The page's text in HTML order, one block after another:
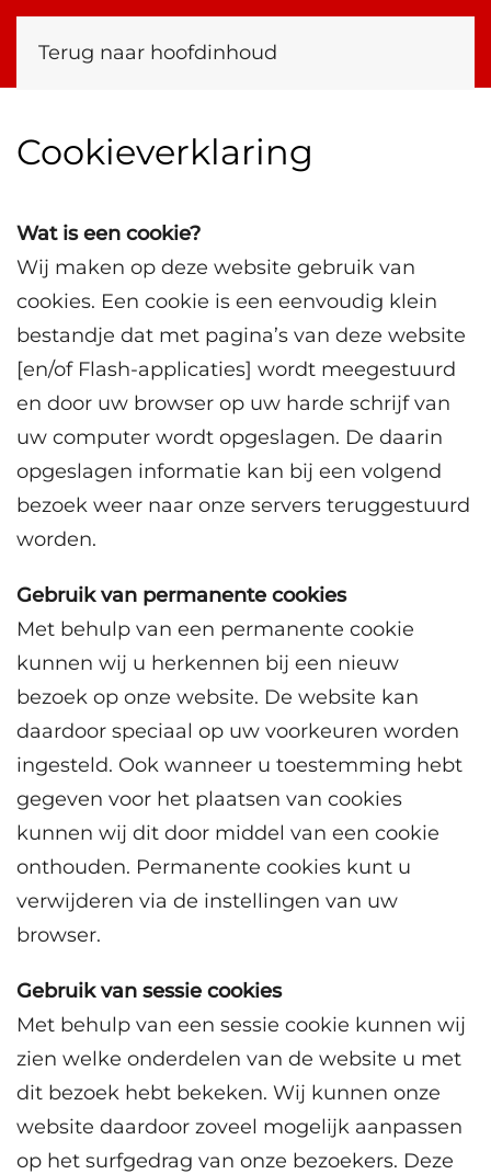
Terug naar hoofdinhoud
Cookieverklaring
Wat is een cookie?
Wij maken op deze website gebruik van
cookies. Een cookie is een eenvoudig klein
bestandje dat met pagina’s van deze website
[en/of Flash-applicaties] wordt meegestuurd
en door uw browser op uw harde schrijf van
uw computer wordt opgeslagen. De daarin
opgeslagen informatie kan bij een volgend
bezoek weer naar onze servers teruggestuurd
worden.
Gebruik van permanente cookies
Met behulp van een permanente cookie
kunnen wij u herkennen bij een nieuw
bezoek op onze website. De website kan
daardoor speciaal op uw voorkeuren worden
ingesteld. Ook wanneer u toestemming hebt
gegeven voor het plaatsen van cookies
kunnen wij dit door middel van een cookie
onthouden. Permanente cookies kunt u
verwijderen via de instellingen van uw
browser.
Gebruik van sessie cookies
Met behulp van een sessie cookie kunnen wij
zien welke onderdelen van de website u met
dit bezoek hebt bekeken. Wij kunnen onze
website daardoor zoveel mogelijk aanpassen
op het surfgedrag van onze bezoekers. Deze